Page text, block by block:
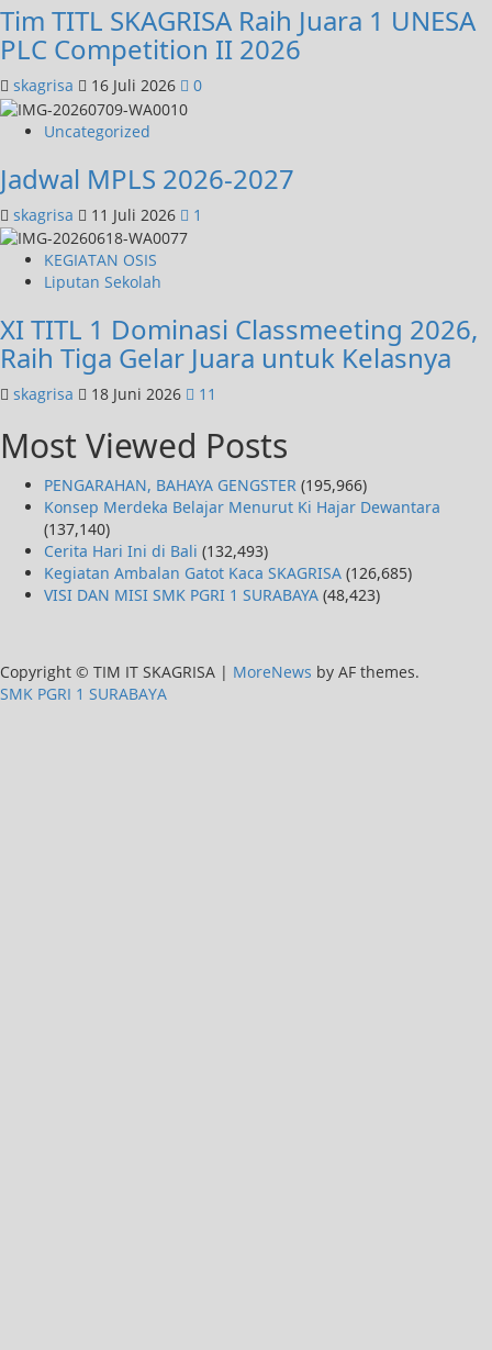
Tim TITL SKAGRISA Raih Juara 1 UNESA
PLC Competition II 2026
skagrisa 16 Juli 2026 0
Uncategorized
Jadwal MPLS 2026-2027
skagrisa 11 Juli 2026 1
KEGIATAN OSIS
Liputan Sekolah
XI TITL 1 Dominasi Classmeeting 2026,
Raih Tiga Gelar Juara untuk Kelasnya
skagrisa 18 Juni 2026 11
Most Viewed Posts
PENGARAHAN, BAHAYA GENGSTER (195,966)
Konsep Merdeka Belajar Menurut Ki Hajar Dewantara
(137,140)
Cerita Hari Ini di Bali (132,493)
Kegiatan Ambalan Gatot Kaca SKAGRISA (126,685)
VISI DAN MISI SMK PGRI 1 SURABAYA (48,423)
Copyright © TIM IT SKAGRISA | MoreNews by AF themes.
SMK PGRI 1 SURABAYA